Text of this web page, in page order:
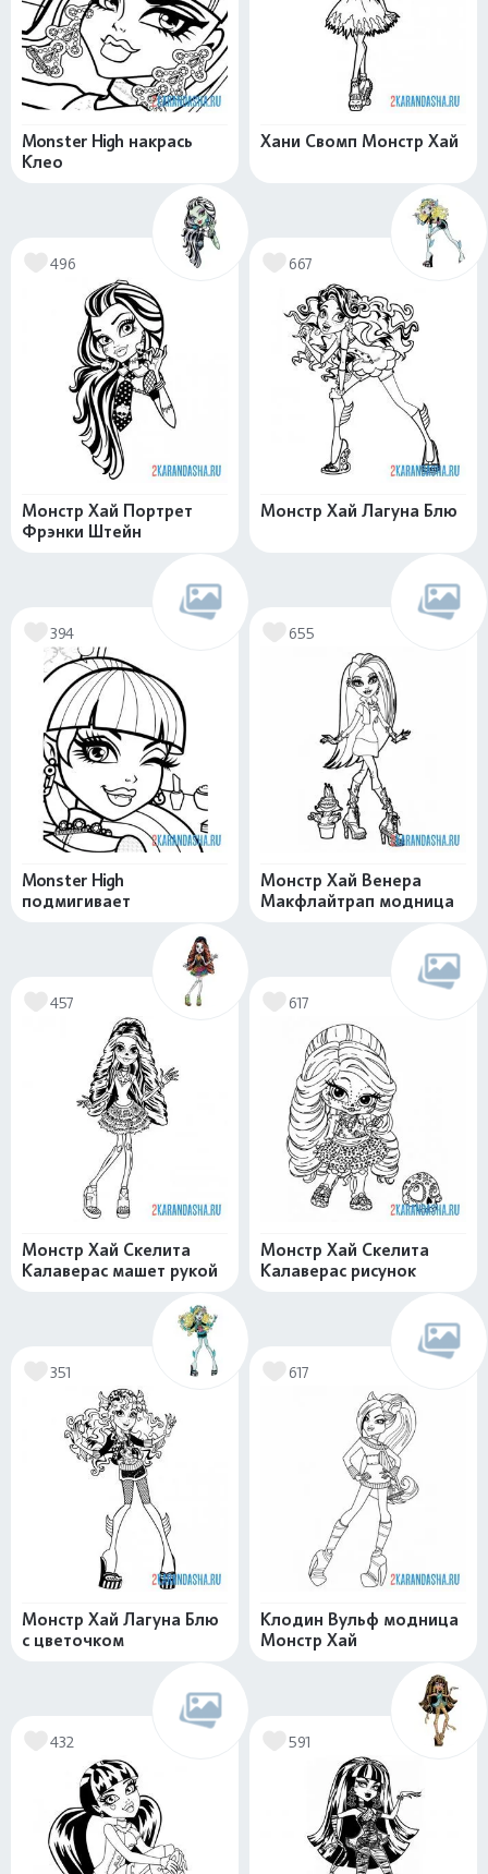
Monster High накрась
Клео
Хани Свомп Монстр Хай
496
Монстр Хай Портрет
Фрэнки Штейн
667
Монстр Хай Лагуна Блю
394
Monster High
подмигивает
655
Монстр Хай Венера
Макфлайтрап модница
457
Монстр Хай Скелита
Калаверас машет рукой
617
Монстр Хай Скелита
Калаверас рисунок
351
Монстр Хай Лагуна Блю
с цветочком
617
Клодин Вульф модница
Монстр Хай
432 591